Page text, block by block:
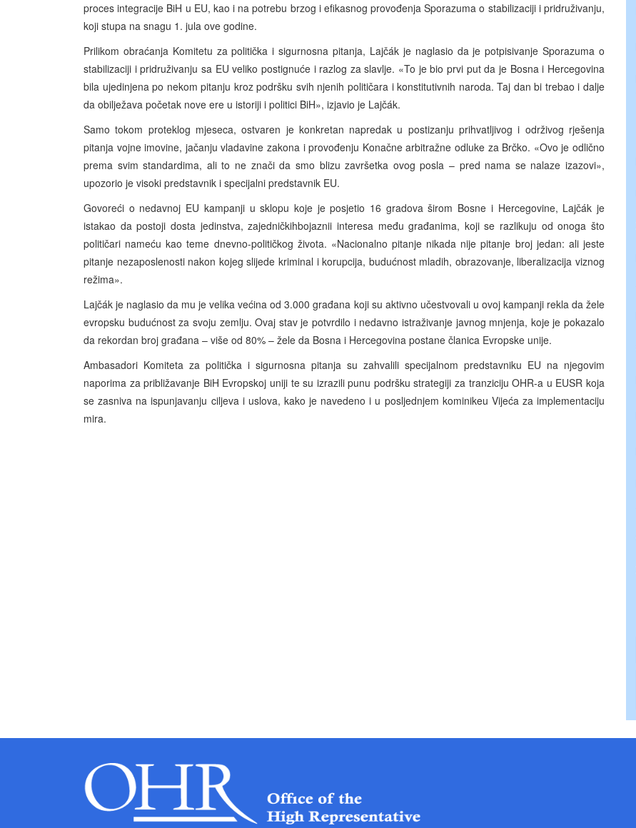
proces integracije BiH u EU, kao i na potrebu brzog i efikasnog provođenja Sporazuma o stabilizaciji i pridruživanju,
koji stupa na snagu 1. jula ove godine.
Prilikom obraćanja Komitetu za politička i sigurnosna pitanja, Lajčák je naglasio da je potpisivanje Sporazuma o
stabilizaciji i pridruživanju sa EU veliko postignuće i razlog za slavlje. «To je bio prvi put da je Bosna i Hercegovina
bila ujedinjena po nekom pitanju kroz podršku svih njenih političara i konstitutivnih naroda. Taj dan bi trebao i dalje
da obilježava početak nove ere u istoriji i politici BiH», izjavio je Lajčák.
Samo tokom proteklog mjeseca, ostvaren je konkretan napredak u postizanju prihvatljivog i održivog rješenja
pitanja vojne imovine, jačanju vladavine zakona i provođenju Konačne arbitražne odluke za Brčko. «Ovo je odlično
prema svim standardima, ali to ne znači da smo blizu završetka ovog posla – pred nama se nalaze izazovi»,
upozorio je visoki predstavnik i specijalni predstavnik EU.
Govoreći o nedavnoj EU kampanji u sklopu koje je posjetio 16 gradova širom Bosne i Hercegovine, Lajčák je
istakao da postoji dosta jedinstva, zajedničkihbojaznii interesa među građanima, koji se razlikuju od onoga što
političari nameću kao teme dnevno-političkog života. «Nacionalno pitanje nikada nije pitanje broj jedan: ali jeste
pitanje nezaposlenosti nakon kojeg slijede kriminal i korupcija, budućnost mladih, obrazovanje, liberalizacija viznog
režima».
Lajčák je naglasio da mu je velika većina od 3.000 građana koji su aktivno učestvovali u ovoj kampanji rekla da žele
evropsku budućnost za svoju zemlju. Ovaj stav je potvrdilo i nedavno istraživanje javnog mnjenja, koje je pokazalo
da rekordan broj građana – više od 80% – žele da Bosna i Hercegovina postane članica Evropske unije.
Ambasadori Komiteta za politička i sigurnosna pitanja su zahvalili specijalnom predstavniku EU na njegovim
naporima za približavanje BiH Evropskoj uniji te su izrazili punu podršku strategiji za tranziciju OHR-a u EUSR koja
se zasniva na ispunjavanju ciljeva i uslova, kako je navedeno i u posljednjem kominikeu Vijeća za implementaciju
mira.